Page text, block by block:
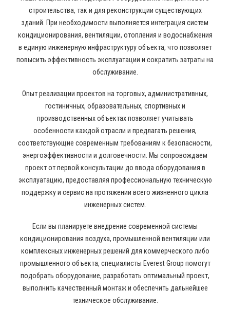
строительства, так и для реконструкции существующих
зданий. При необходимости выполняется интеграция систем
кондиционирования, вентиляции, отопления и водоснабжения
в единую инженерную инфраструктуру объекта, что позволяет
повысить эффективность эксплуатации и сократить затраты на
обслуживание.
Опыт реализации проектов на торговых, административных,
гостиничных, образовательных, спортивных и
производственных объектах позволяет учитывать
особенности каждой отрасли и предлагать решения,
соответствующие современным требованиям к безопасности,
энергоэффективности и долговечности. Мы сопровождаем
проект от первой консультации до ввода оборудования в
эксплуатацию, предоставляя профессиональную техническую
поддержку и сервис на протяжении всего жизненного цикла
инженерных систем.
Если вы планируете внедрение современной системы
кондиционирования воздуха, промышленной вентиляции или
комплексных инженерных решений для коммерческого либо
промышленного объекта, специалисты Everest Group помогут
подобрать оборудование, разработать оптимальный проект,
выполнить качественный монтаж и обеспечить дальнейшее
техническое обслуживание.